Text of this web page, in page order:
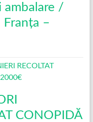
ambalare /
–
CONOPIDĂ